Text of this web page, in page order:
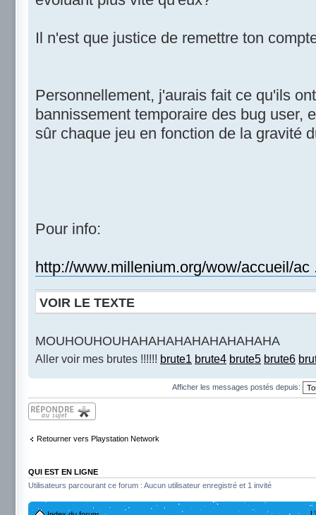
Il n'est que justice de remettre ton
Personnellement, j'aurais fait ce qu'ils
bannissement temporaire des bug user,
sûr chaque jeu en fonction de la gravité
Pour info:
http://www.millenium.org/wow/accueil/ac
VOIR LE TEXTE
MOUHOUHOUHAHAHAHAHAHAHAHAHA
Aller voir mes brutes !!!!!! brute1 brute4 brute5 brute6
Afficher les messages postés depuis:
Répondre
Retourner vers Playstation Network
QUI EST EN LIGNE
Utilisateurs parcourant ce forum : Aucun utilisateur enregistré et 1 invité